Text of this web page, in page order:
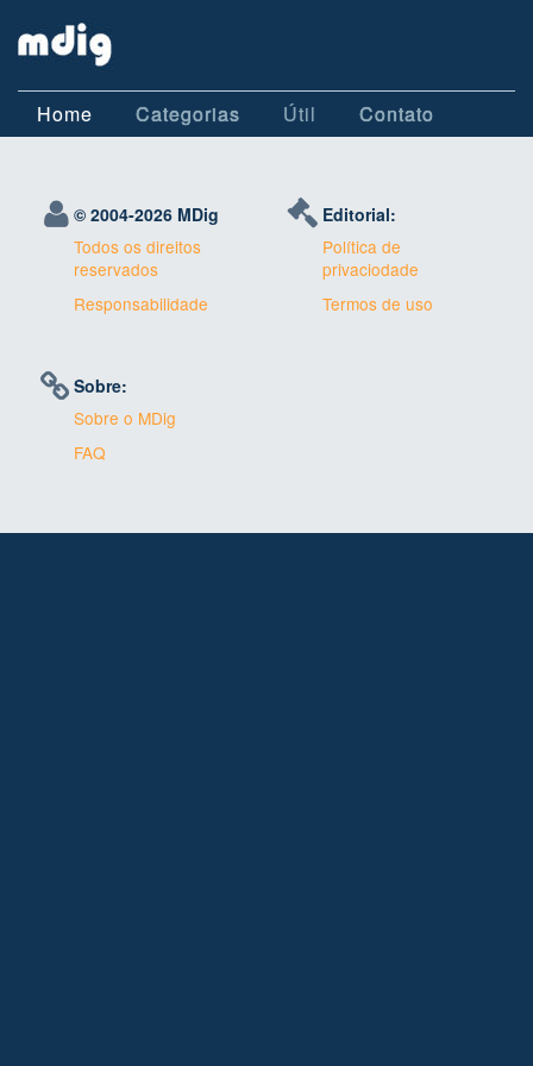
Home Categorias Útil Contato
© 2004-2026 MDig
Todos os direitos
reservados
Responsabilidade
Editorial:
Política de
privaciodade
Termos de uso
Sobre:
Sobre o MDig
FAQ